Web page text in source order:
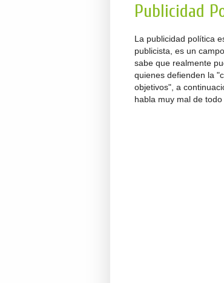
Publicidad
La publicidad política
publicista, es un
sabe que realmente
quienes defienden la
objetivos", a
habla muy mal de